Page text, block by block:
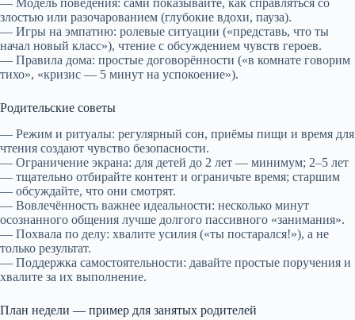
— Модель поведения: сами показывайте, как справляться со
злостью или разочарованием (глубокие вдохи, пауза).
— Игры на эмпатию: ролевые ситуации («представь, что ты
начал новый класс»), чтение с обсуждением чувств героев.
— Правила дома: простые договорённости («в комнате говорим
тихо», «кризис — 5 минут на успокоение»).
Родительские советы
— Режим и ритуалы: регулярный сон, приёмы пищи и время для
чтения создают чувство безопасности.
— Ограничение экрана: для детей до 2 лет — минимум; 2–5 лет
— тщательно отбирайте контент и ограничьте время; старшим
— обсуждайте, что они смотрят.
— Вовлечённость важнее идеальности: несколько минут
осознанного общения лучше долгого пассивного «занимания».
— Похвала по делу: хвалите усилия («ты постарался!»), а не
только результат.
— Поддержка самостоятельности: давайте простые поручения и
хвалите за их выполнение.
План недели — пример для занятых родителей